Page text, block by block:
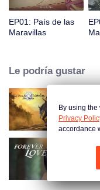
EP01: País de las
Maravillas
Le podría gustar
By using
Privacy
accordance